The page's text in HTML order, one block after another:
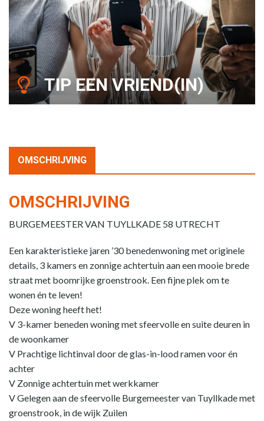
TIP EEN VRIEND(IN)
OMSCHRIJVING
OMSCHRIJVING
BURGEMEESTER VAN TUYLLKADE 58 UTRECHT
Een karakteristieke jaren ’30 benedenwoning met originele
details, 3 kamers en zonnige achtertuin aan een mooie brede
straat met boomrijke groenstrook. Een fijne plek om te
wonen én te leven!
Deze woning heeft het!
V 3-kamer beneden woning met sfeervolle en suite deuren in
de woonkamer
V Prachtige lichtinval door de glas-in-lood ramen voor én
achter
V Zonnige achtertuin met werkkamer
V Gelegen aan de sfeervolle Burgemeester van Tuyllkade met
groenstrook, in de wijk Zuilen